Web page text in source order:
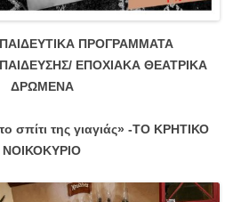
ΠΡΟΓΡΑΜΜΑΤΑ
ΕΠΟΧΙΑΚΑ ΘΕΑΤΡΙΚΑ
ΔΡΩΜΕΝΑ
σπίτι της γιαγιάς» -ΤΟ ΚΡΗΤΙΚΟ
ΝΟΙΚΟΚΥΡΙΟ